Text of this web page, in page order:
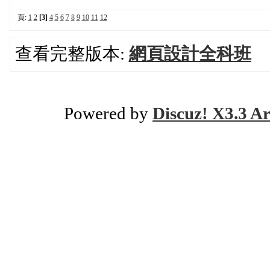
頁: 1 2 [3] 4 5 6 7 8 9 10 11 12
查看完整版本: 網頁設計全科班
Powered by Discuz! X3.3